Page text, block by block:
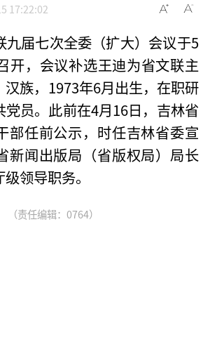
17:22:02
九届七次全委（扩大）会议于5
开，会议补选王迪为省文联主
汉族，1973年6月出生，在职研
党员。此前在4月16日，吉林省
部任前公示，时任吉林省委宣
新闻出版局（省版权局）局长
领导职务。
（责任编辑：0764）